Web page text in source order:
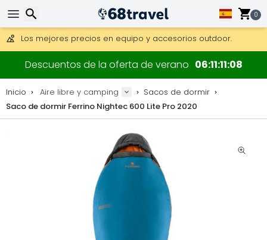
0
Envío DHL 1 día disponible.
30 días para devoluciones, 90 días para mapas de madera
Los mejores precios en equipo y accesorios outdoor.
Descuentos de la oferta de verano 06111108
Inicio Aire libre y camping
Sacos de dormir
Saco de dormir Ferrino Nightec 600 Lite Pro 2020
Buscar
Buscar